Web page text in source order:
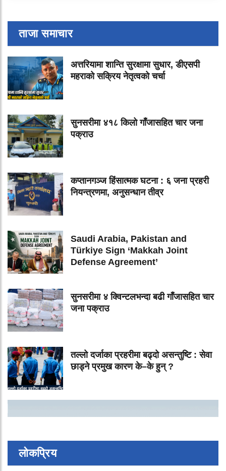
ताजा समाचार
अत्तरियामा शान्ति सुरक्षामा सुधार, डीएसपी
महराको सक्रिय नेतृत्वको चर्चा
सुनसरीमा ४१८ किलो गाँजासहित चार जना
पक्राउ
कप्तानगञ्ज हिंसात्मक घटना : ६ जना प्रहरी
नियन्त्रणमा, अनुसन्धान तीव्र
Saudi Arabia, Pakistan and
Türkiye Sign ‘Makkah Joint
Defense Agreement’
सुनसरीमा ४ क्विन्टलभन्दा बढी गाँजासहित चार
जना पक्राउ
तल्लो दर्जाका प्रहरीमा बढ्दो असन्तुष्टि : सेवा
छाड्ने प्रमुख कारण के–के हुन् ?
लोकप्रिय